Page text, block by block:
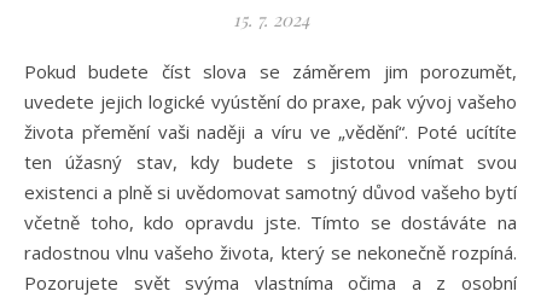
15. 7. 2024
Pokud budete číst slova se záměrem jim porozumět,
uvedete jejich logické vyústění do praxe, pak vývoj vašeho
života přemění vaši naději a víru ve „vědění“. Poté ucítíte
ten úžasný stav, kdy budete s jistotou vnímat svou
existenci a plně si uvědomovat samotný důvod vašeho bytí
včetně toho, kdo opravdu jste. Tímto se dostáváte na
radostnou vlnu vašeho života, který se nekonečně rozpíná.
Pozorujete svět svýma vlastníma očima a z osobní